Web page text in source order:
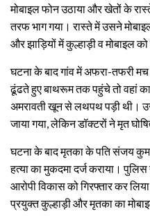
मोबाइल फोन उठाया और खेतों के
तरफ भाग गया। रास्ते में उसने
और झाड़ियों में कुल्हाड़ी व मोबाइल को
घटना के बाद गांव में अफरा-तफरी
ढूंढते हुए बाथरूम तक पहुंचे तो वहां
अमरावती खून से लथपथ पड़ी थी।
जाया गया, लेकिन डॉक्टरों ने मृत
घटना के बाद मृतका के पति संजय
हत्या का मुकदमा दर्ज कराया।
आरोपी विकास को गिरफ्तार कर
प्रयुक्त कुल्हाड़ी और मृतका का